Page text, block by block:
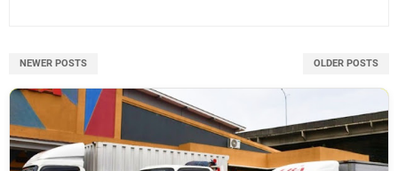
NEWER POSTS OLDER POSTS